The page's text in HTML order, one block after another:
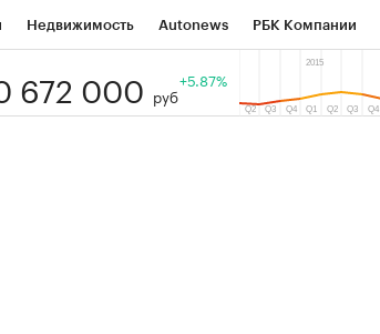
Недвижимость Autonews РБК Компании
Тренды
672 000 руб
+5.87%